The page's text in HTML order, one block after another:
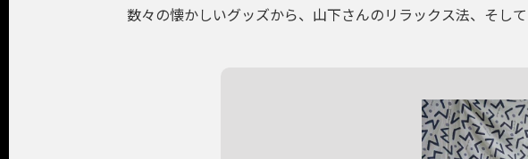
数々の懐かしいグッズから、山下さんのリラックス法、そし